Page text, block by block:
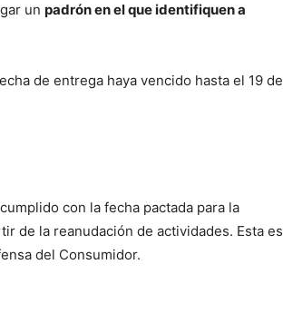
un padrón en el que identifiquen a
de entrega haya vencido hasta el 19 de
con la fecha pactada para la
de la reanudación de actividades. Esta es
del Consumidor.